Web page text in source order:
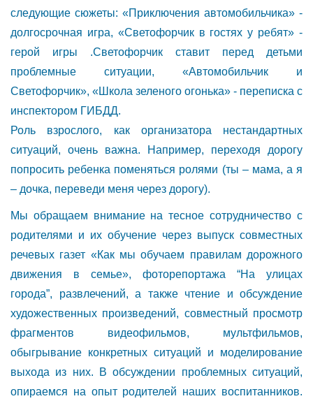
следующие сюжеты: «Приключения автомобильчика» -
долгосрочная игра, «Светофорчик в гостях у ребят» -
герой игры .Светофорчик ставит перед детьми
проблемные ситуации, «Автомобильчик и
Светофорчик», «Школа зеленого огонька» - переписка с
инспектором ГИБДД.
Роль взрослого, как организатора нестандартных
ситуаций, очень важна. Например, переходя дорогу
попросить ребенка поменяться ролями (ты – мама, а я
– дочка, переведи меня через дорогу).
Мы обращаем внимание на тесное сотрудничество с
родителями и их обучение через выпуск совместных
речевых газет «Как мы обучаем правилам дорожного
движения в семье», фоторепортажа “На улицах
города”, развлечений, а также чтение и обсуждение
художественных произведений, совместный просмотр
фрагментов видеофильмов, мультфильмов,
обыгрывание конкретных ситуаций и моделирование
выхода из них. В обсуждении проблемных ситуаций,
опираемся на опыт родителей наших воспитанников.